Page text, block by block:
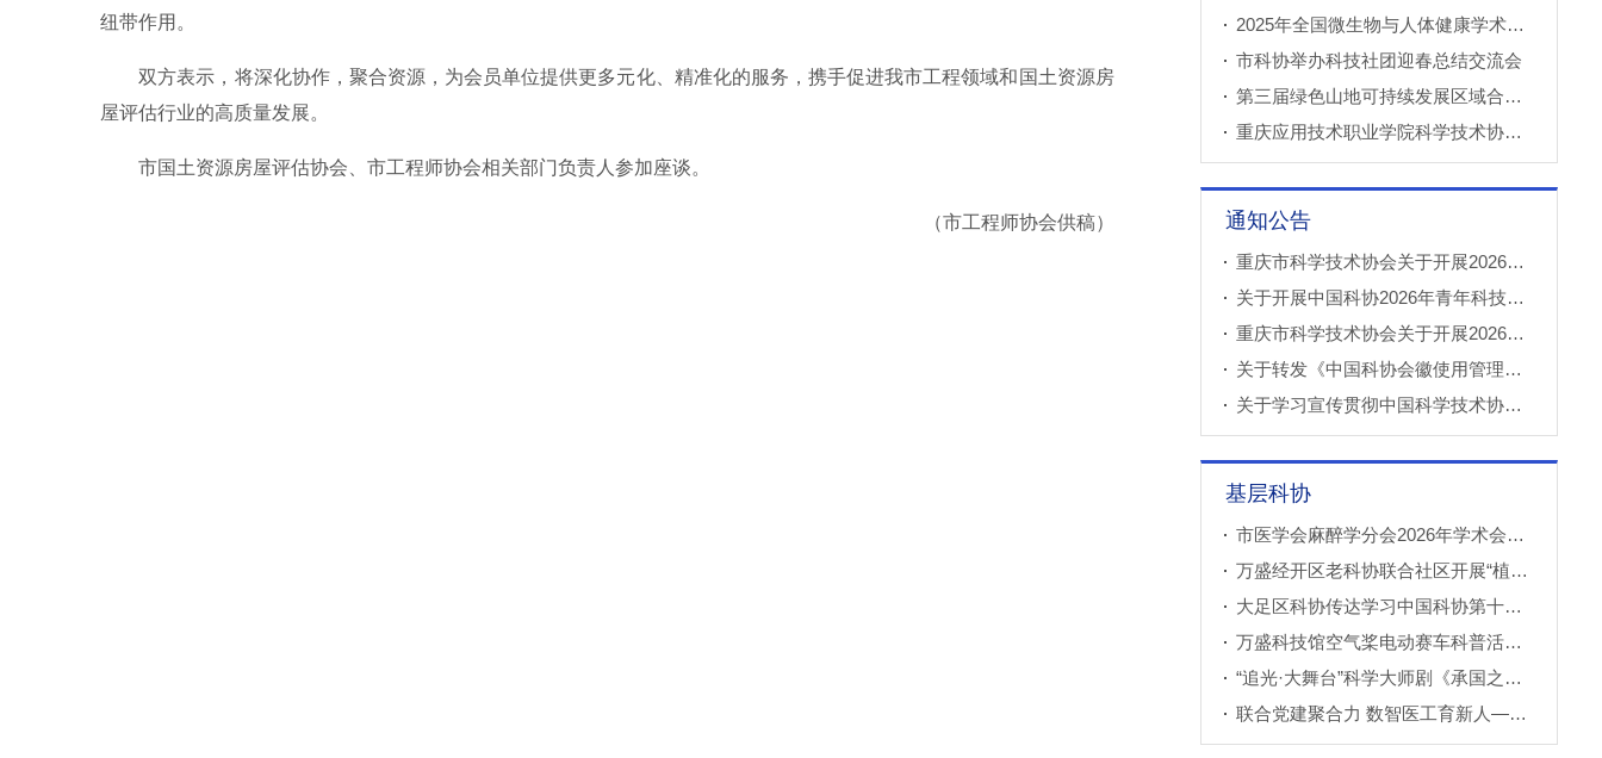
纽带作用。
双方表示，将深化协作，聚合资源，为会员单位提供更多元化、精准化的服务，携手促进我市工程领域和国土资源房
屋评估行业的高质量发展。
市国土资源房屋评估协会、市工程师协会相关部门负责人参加座谈。
（市工程师协会供稿）
2025年全国微生物与人体健康学术论坛在重庆召开
市科协举办科技社团迎春总结交流会
第三届绿色山地可持续发展区域合作国际论坛成功举办
重庆应用技术职业学院科学技术协会正式成立
通知公告
重庆市科学技术协会关于开展2026年科普创新实验室建设项目申报工作的通知
关于开展中国科协2026年青年科技人才培育工程工程师专项计划推荐工作的通知
重庆市科学技术协会关于开展2026年科技小院申报推荐工作的通知
关于转发《中国科协会徽使用管理规定》的通知
关于学习宣传贯彻中国科学技术协会第十一次全国代表大会精神的通知
基层科协
市医学会麻醉学分会2026年学术会议成功召开
万盛经开区老科协联合社区开展“植物奇妙世界”青少年科普教育课
大足区科协传达学习中国科协第十一次全国代表大会精神
万盛科技馆空气桨电动赛车科普活动进社区
“追光·大舞台”科学大师剧《承国之书》云阳、巫溪巡演成功
联合党建聚合力 数智医工育新人——重庆西部数智医疗研究院开展庆“七一”联合主题党（团）日暨正确政绩观专题学习交流活动